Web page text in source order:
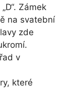
Zámek
na svatební
zde
v
které